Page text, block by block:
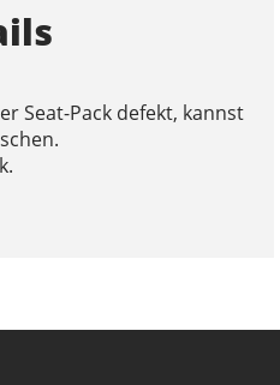
Seat-Pack defekt, kannst